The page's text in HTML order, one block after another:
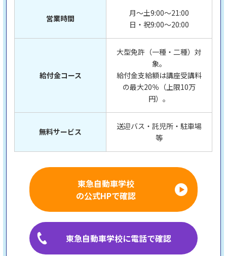
営業時間
月～土9:00～21:00
日・祝9:00～20:00
給付金コース
大型免許（一種・二種）対
象。
給付金支給額は講座受講料
の最大20％（上限10万
円）。
無料サービス
送迎バス・託児所・駐車場
等
東急自動車学校
の公式HPで確認
東急自動車学校に電話で確認